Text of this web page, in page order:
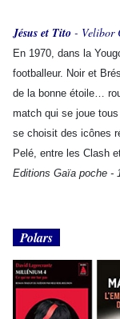
Jésus et Tito - Velibor
En 1970, dans la
footballeur. Noir et
de la bonne étoile…
match qui se joue
se choisit des icônes
Pelé, entre les Clash
Editions Gaïa poche -
Polars